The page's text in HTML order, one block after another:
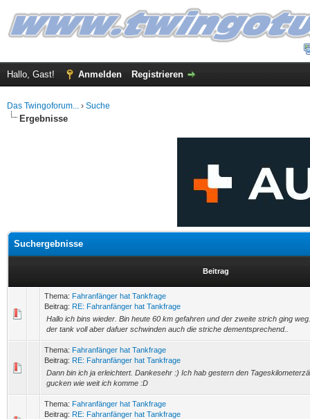
Hallo, Gast! Anmelden Registrieren
Das Twingoforum... › Suche
Ergebnisse
Suchergebnisse
Beitrag
Thema: Fahranfänger hat Tankfrage
Beitrag: RE: Fahranfänger hat Tankfrage
Hallo ich bins wieder. Bin heute 60 km gefahren und der zweite strich ging
der tank voll aber dafuer schwinden auch die striche dementsprechend..
Thema: Fahranfänger hat Tankfrage
Beitrag: RE: Fahranfänger hat Tankfrage
Dann bin ich ja erleichtert. Dankesehr :) Ich hab gestern den
gucken wie weit ich komme :D
Thema: Fahranfänger hat Tankfrage
Beitrag: RE: Fahranfänger hat Tankfrage